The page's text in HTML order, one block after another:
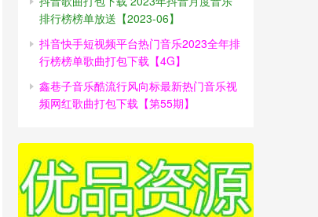
排行榜榜单放送【2023-06】
抖音快手短视频平台热门音乐2023全年排
行榜榜单歌曲打包下载【4G】
鑫巷子音乐酷流行风向标最新热门音乐视
频网红歌曲打包下载【第55期】